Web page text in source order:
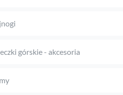
górskie - akcesoria